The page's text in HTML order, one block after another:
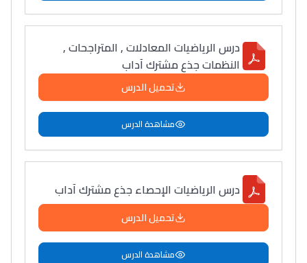
دليل المهن
دليل التوجيه
التوجيه بالثانوي و الإعدادي
درس الرياضيات المعادلات , المتراجحات ,
النظمات جذع مشترك آداب
تحميل الدرس
مشاهدة الدرس
درس الرياضيات الإحصاء جذع مشترك آداب
تحميل الدرس
مشاهدة الدرس